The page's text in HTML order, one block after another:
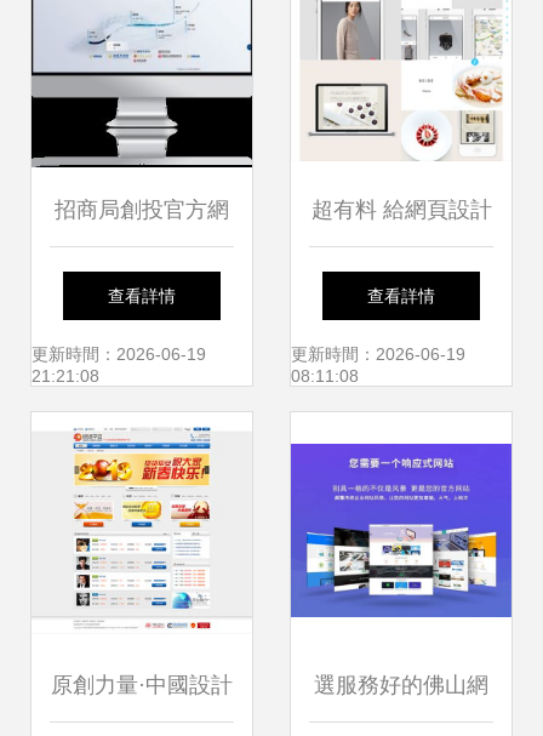
招商局創投官方網
站設計制作 沙漠風
網站建設團隊打造
卓越品牌體驗
查看詳情
更新時間：2026-06-19
21:21:08
超有料 給網頁設計
新手的10條實用法
則
查看詳情
更新時間：2026-06-19
08:11:08
原創力量·中國設計 選服務好的佛山網